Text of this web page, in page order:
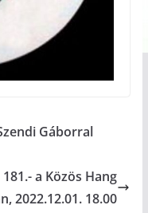
Gáborral
a Közös Hang
2022.12.01. 18.00